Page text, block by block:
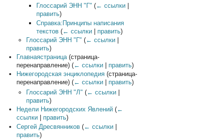
Глоссарий ЭНН "Г" (← ссылки|
править)
Справка:Принципы написания
текстов (← ссылки| править)
Глоссарий ЭНН "Г" (← ссылки
править)
Главнаястраница(страница-
перенаправление) (← ссылки| править)
Нижегородская энциклопедия(страница-
перенаправление) (← ссылки| править)
Глоссарий ЭНН "Л" (← ссылки
править)
Недели Нижегородских Явлений (←
ссылки| править)
Сергей Дресвянников (← ссылки|
править)